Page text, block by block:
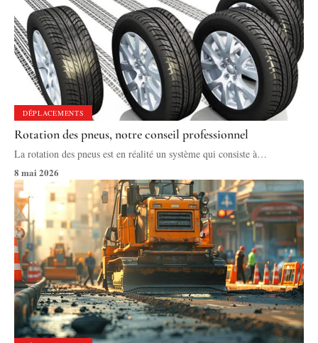
DÉPLACEMENTS
Rotation des pneus, notre conseil professionnel
La rotation des pneus est en réalité un système qui consiste à…
8 mai 2026